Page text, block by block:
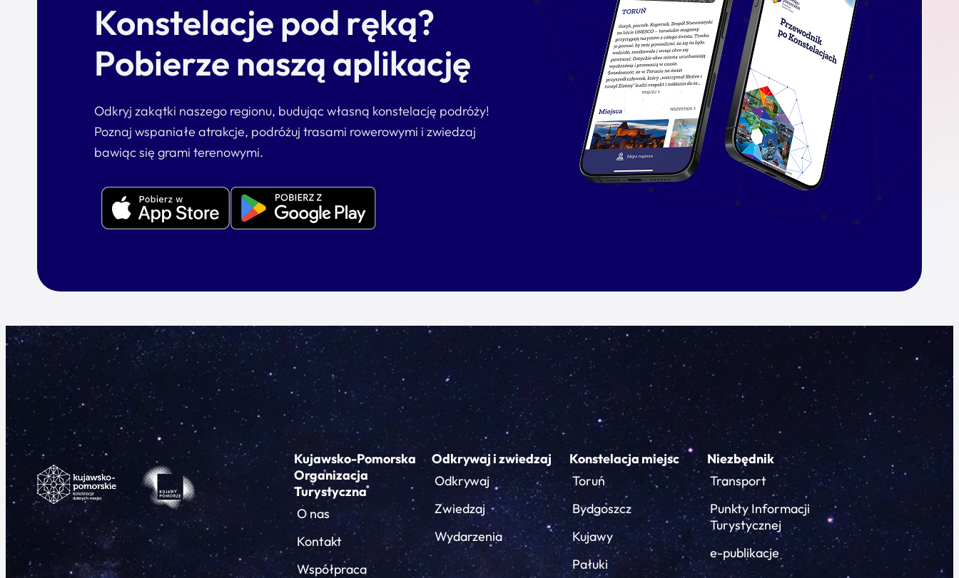
Konstelacje pod ręką?
Pobierze naszą aplikację
Odkryj zakątki naszego regionu, budując własną konstelację podróży!
Poznaj wspaniałe atrakcje, podróżuj trasami rowerowymi i zwiedzaj
bawiąc się grami terenowymi.
Kujawsko-Pomorska
Organizacja
Turystyczna
O nas
Kontakt
Współpraca
Odkrywaj i zwiedzaj
Odkrywaj
Zwiedzaj
Wydarzenia
Konstelacja miejsc
Toruń
Bydgoszcz
Kujawy
Pałuki
Niezbędnik
Transport
Punkty Informacji
Turystycznej
e-publikacje